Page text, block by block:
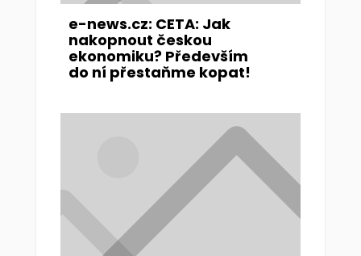
e-news.cz: CETA: Jak
nakopnout českou
ekonomiku? Především
do ní přestaňme kopat!